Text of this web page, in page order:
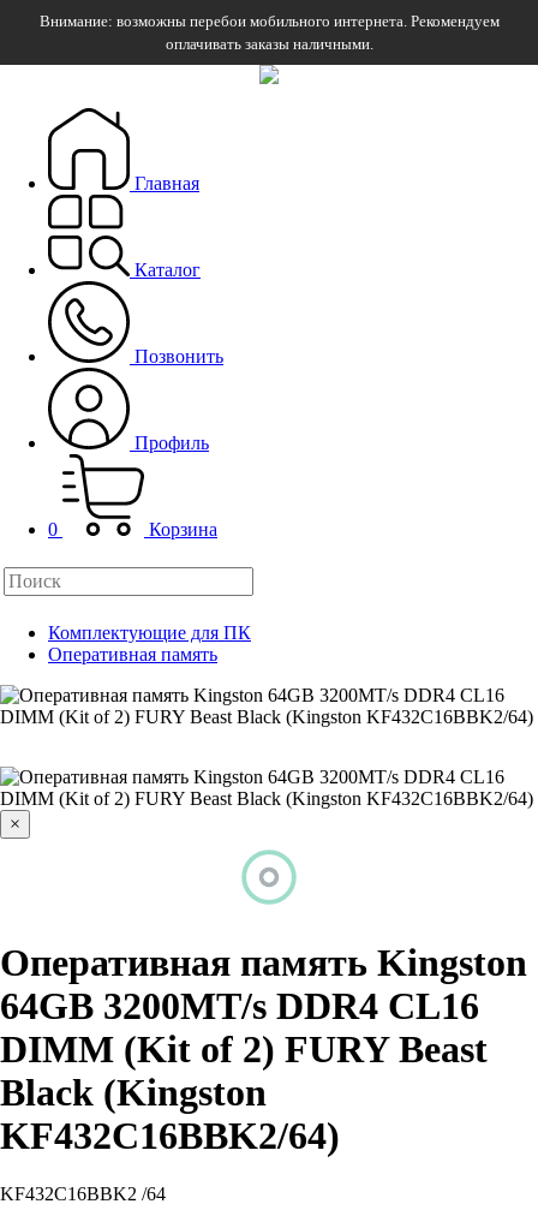
Внимание: возможны перебои мобильного интернета. Рекомендуем
оплачивать заказы наличными.
Главная
Каталог
Позвонить
Профиль
0 Корзина
Комплектующие для ПК
Оперативная память
×
Оперативная память Kingston
64GB 3200MT/s DDR4 CL16
DIMM (Kit of 2) FURY Beast
Black (Kingston
KF432C16BBK2/64)
KF432C16BBK2 /64